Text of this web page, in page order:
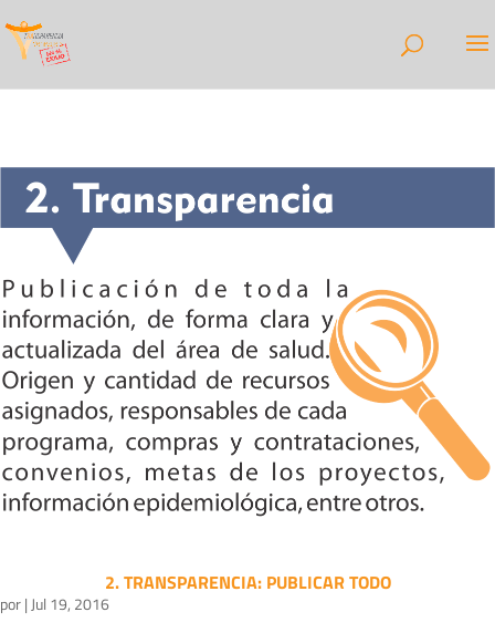
2. TRANSPARENCIA: PUBLICAR TODO
por|Jul 19, 2016